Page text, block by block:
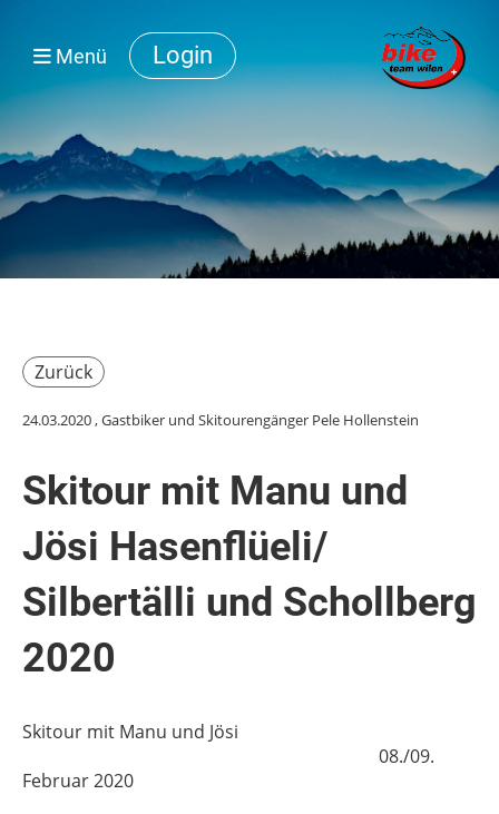
Login
Menü
Zurück
24.03.2020, Gastbiker und Skitourengänger Pele Hollenstein
Skitour mit Manu und
Jösi Hasenflüeli/
Silbertälli und Schollberg
2020
Skitour mit Manu und Jösi
08./09.
Februar 2020